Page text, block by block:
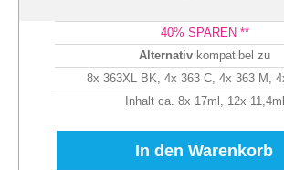
40% SPAREN **
Alternativ kompatibel zu
8x 363XL BK, 4x 363 C, 4x 363 M,
Inhalt ca. 8x 17ml, 12x 11,4ml
In den Warenkorb